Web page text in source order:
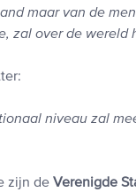
maar van de
zal over de wereld
niveau zal
zijn de Verenigde